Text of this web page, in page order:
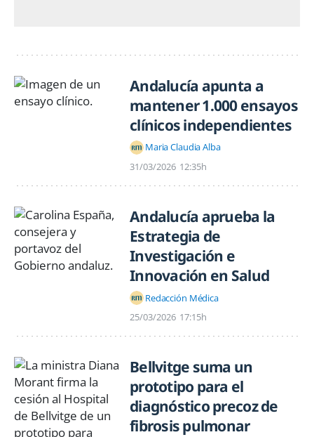
Andalucía apunta a
mantener 1.000 ensayos
clínicos independientes
Maria Claudia Alba
31/03/2026 12:35h
Andalucía aprueba la
Estrategia de
Investigación e
Innovación en Salud
Redacción Médica
25/03/2026 17:15h
Bellvitge suma un
prototipo para el
diagnóstico precoz de
fibrosis pulmonar